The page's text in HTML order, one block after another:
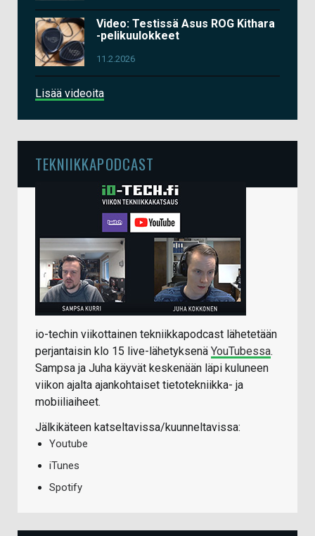
Video: Testissä Asus ROG Kithara
-pelikuulokkeet
11.2.2026
Lisää videoita
TEKNIIKKAPODCAST
io-techin viikottainen tekniikkapodcast lähetetään
perjantaisin klo 15 live-lähetyksenä YouTubessa.
Sampsa ja Juha käyvät keskenään läpi kuluneen
viikon ajalta ajankohtaiset tietotekniikka- ja
mobiiliaiheet.
Jälkikäteen katseltavissa/kuunneltavissa:
Youtube
iTunes
Spotify